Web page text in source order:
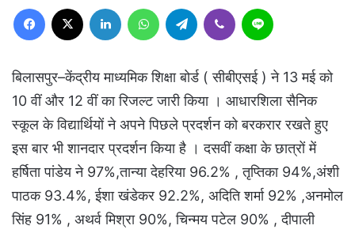
Facebook LinkedIn WhatsAppTelegram Viber
बिलासपुर–केंद्रीय माध्यमिक शिक्षा बोर्ड ( सीबीएसई ) ने 13 मई को
10 वीं और 12 वीं का रिजल्ट जारी किया । आधारशिला सैनिक
स्कूल के विद्यार्थियों ने अपने पिछले प्रदर्शन को बरकरार रखते हुए
इस बार भी शानदार प्रदर्शन किया है । दसवीं कक्षा के छात्रों में
हर्षिता पांडेय ने 97%,तान्या देहरिया 96.2% , तृप्तिका 94%,अंशी
पाठक 93.4%, ईशा खंडेकर 92.2%, अदिति शर्मा 92% ,अनमोल
सिंह 91% , अथर्व मिश्रा 90%, चिन्मय पटेल 90% , दीपाली